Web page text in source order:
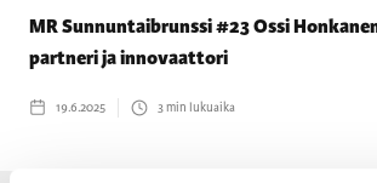
MR Sunnuntaibrunssi #23 Ossi
partneri ja innovaattori
19.6.2025 3min lukuaika